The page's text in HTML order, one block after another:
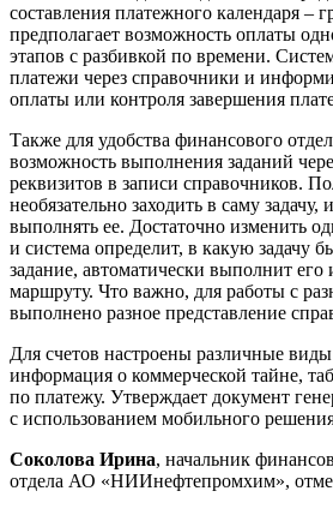
составления платежного календаря –
предполагает возможность оплаты
этапов с разбивкой по времени.
платежи через справочники и
оплаты или контроля завершения
Также для удобства финансового
возможность выполнения заданий
реквизитов в записи справочников.
необязательно заходить в саму задачу,
выполнять ее. Достаточно изменить
и система определит, в какую задачу
задание, автоматически выполнит его
маршруту. Что важно, для работы с
выполнено разное представление
Для счетов настроены различные
информация о коммерческой тайне,
по платежу. Утверждает документ
с использованием мобильного
Соколова Ирина, начальник
отдела АО «НИИнефтепромхим»,